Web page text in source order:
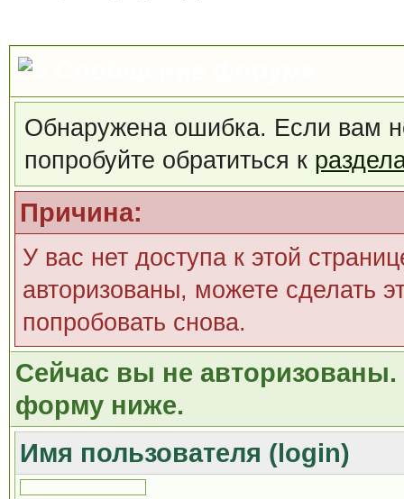
Обнаружена ошибка. Если вам
попробуйте обратиться к
Причина:
У вас нет доступа к этой
авторизованы, можете сделать
попробовать снова.
Сейчас вы не авторизованы.
форму ниже.
Имя пользователя (login)